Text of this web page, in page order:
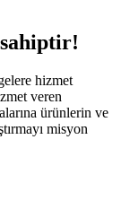
hizmet
veren
ürünlerin ve
misyon